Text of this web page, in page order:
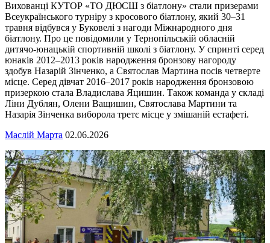
Вихованці КУТОР «ТО ДЮСШ з біатлону» стали призерами
Всеукраїнського турніру з кросового біатлону, який 30–31
травня відбувся у Буковелі з нагоди Міжнародного дня
біатлону. Про це повідомили у Тернопільській обласній
дитячо-юнацькій спортивній школі з біатлону. У спринті серед
юнаків 2012–2013 років народження бронзову нагороду
здобув Назарій Зінченко, а Святослав Мартина посів четверте
місце. Серед дівчат 2016–2017 років народження бронзовою
призеркою стала Владислава Яцишин. Також команда у складі
Ліни Дублян, Олени Ващишин, Святослава Мартини та
Назарія Зінченка виборола третє місце у змішаній естафеті.
Маслій Марта 02.06.2026